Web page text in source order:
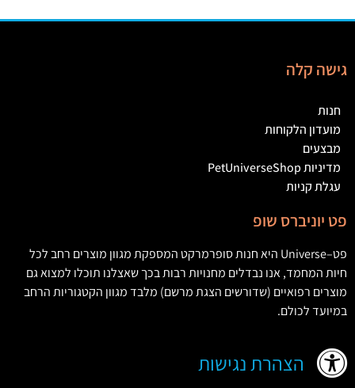
גישה קלה
חנות
מועדון הלקוחות
מבצעים
מדיניות PetUniverseShop
עגלת קניות
פט יוניברס שופ
פט–
Universe היא חנות סופרמרקט המספקת מגוון מוצרים רחב לכל
חיות המחמד,אנו נבדלים מחנויות רבות בכך שאצלנו תוכלו למצוא גם
מוצרים רפואיים (שדורשים הצגת מרשם) מלבד מגוון הקטגוריות הרחב
במיועד לכולם.
הצהרת נגישות